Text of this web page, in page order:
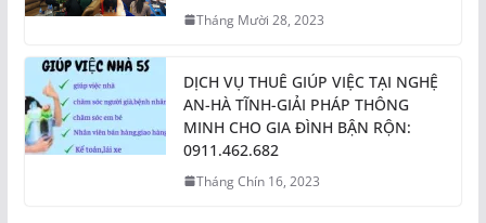
Tháng Mười 28, 2023
DỊCH VỤ THUÊ GIÚP VIỆC TẠI NGHỆ
AN-HÀ TĨNH-GIẢI PHÁP THÔNG
MINH CHO GIA ĐÌNH BẬN RỘN:
0911.462.682
Tháng Chín 16, 2023